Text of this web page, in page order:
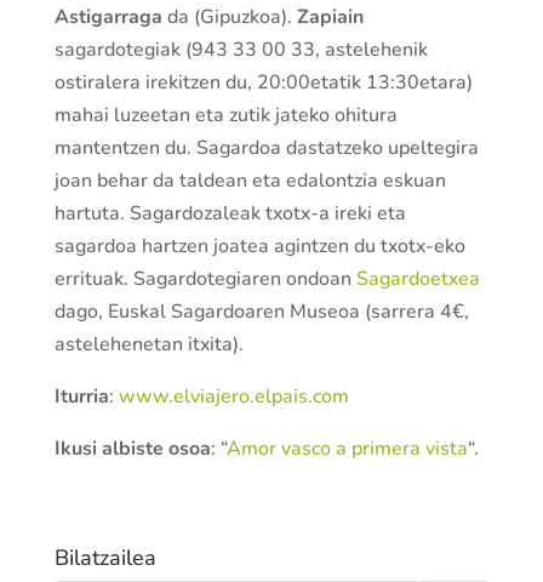
Astigarraga da (Gipuzkoa). Zapiain
sagardotegiak (943 33 00 33, astelehenik
ostiralera irekitzen du, 20:00etatik 13:30etara)
mahai luzeetan eta zutik jateko ohitura
mantentzen du. Sagardoa dastatzeko upeltegira
joan behar da taldean eta edalontzia eskuan
hartuta. Sagardozaleak txotx-a ireki eta
sagardoa hartzen joatea agintzen du txotx-eko
errituak. Sagardotegiaren ondoan Sagardoetxea
dago, Euskal Sagardoaren Museoa (sarrera 4€,
astelehenetan itxita).
Iturria: www.elviajero.elpais.com
Ikusi albiste osoa: “Amor vasco a primera vista“.
Bilatzailea